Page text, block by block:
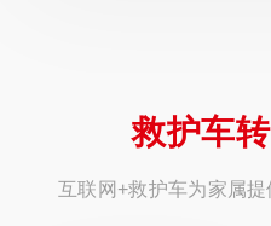
救护车
互联网+救护车为家属